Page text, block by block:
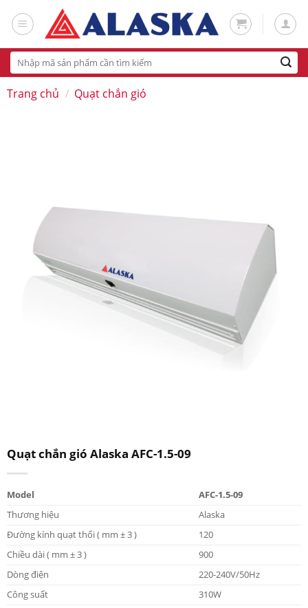
Tìm
kiếm:
Trang chủ / Quạt chắn gió
Quạt chắn gió Alaska AFC-1.5-09
Model
AFC-1.5-09
Thương hiệu
Alaska
Đường kính quạt thổi ( mm ± 3 )
120
Chiều dài ( mm ± 3 )
900
Dòng điện
220-240V/50Hz
Công suất
310W